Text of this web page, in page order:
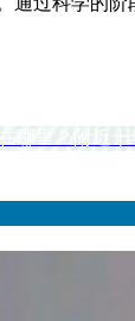
哪里？附近十